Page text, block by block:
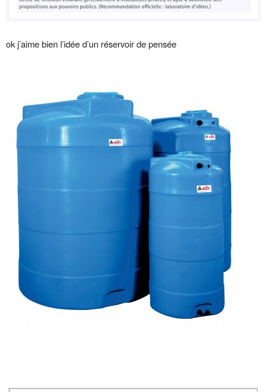
ok j’aime bien l’idée d’un réservoir de pensée